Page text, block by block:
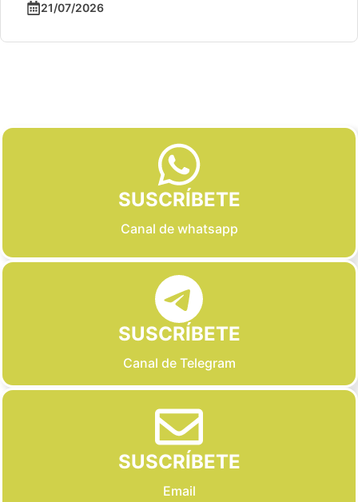
21/07/2026
SUSCRÍBETE
Canal de whatsapp
SUSCRÍBETE
Canal de Telegram
SUSCRÍBETE
Email